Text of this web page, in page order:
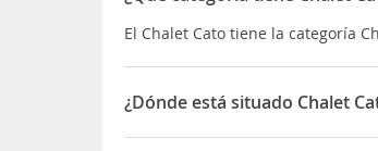
El Chalet Cato tiene la categoría
¿Dónde está situado Chalet
El Chalet Cato está situado en 19